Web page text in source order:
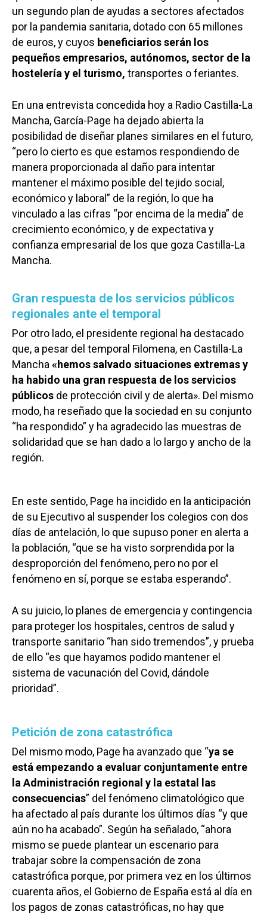
un segundo plan de ayudas a sectores afectados
por la pandemia sanitaria, dotado con 65 millones
de euros, y cuyos beneficiarios serán los
pequeños empresarios, autónomos, sector de la
hostelería y el turismo, transportes o feriantes.
En una entrevista concedida hoy a Radio Castilla-La
Mancha, García-Page ha dejado abierta la
posibilidad de diseñar planes similares en el futuro,
“pero lo cierto es que estamos respondiendo de
manera proporcionada al daño para intentar
mantener el máximo posible del tejido social,
económico y laboral” de la región, lo que ha
vinculado a las cifras “por encima de la media” de
crecimiento económico, y de expectativa y
confianza empresarial de los que goza Castilla-La
Mancha.
Gran respuesta de los servicios públicos
regionales ante el temporal
Por otro lado, el presidente regional ha destacado
que, a pesar del temporal Filomena, en Castilla-La
Mancha «hemos salvado situaciones extremas y
ha habido una gran respuesta de los servicios
públicos de protección civil y de alerta». Del mismo
modo, ha reseñado que la sociedad en su conjunto
“ha respondido” y ha agradecido las muestras de
solidaridad que se han dado a lo largo y ancho de la
región.
En este sentido, Page ha incidido en la anticipación
de su Ejecutivo al suspender los colegios con dos
días de antelación, lo que supuso poner en alerta a
la población, “que se ha visto sorprendida por la
desproporción del fenómeno, pero no por el
fenómeno en sí, porque se estaba esperando”.
A su juicio, lo planes de emergencia y contingencia
para proteger los hospitales, centros de salud y
transporte sanitario “han sido tremendos”, y prueba
de ello “es que hayamos podido mantener el
sistema de vacunación del Covid, dándole
prioridad”.
Petición de zona catastrófica
Del mismo modo, Page ha avanzado que “ya se
está empezando a evaluar conjuntamente entre
la Administración regional y la estatal las
consecuencias” del fenómeno climatológico que
ha afectado al país durante los últimos días “y que
aún no ha acabado”. Según ha señalado, “ahora
mismo se puede plantear un escenario para
trabajar sobre la compensación de zona
catastrófica porque, por primera vez en los últimos
cuarenta años, el Gobierno de España está al día en
los pagos de zonas catastróficas, no hay que